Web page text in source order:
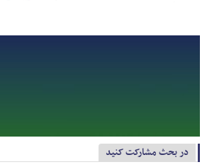
در بحث مشارکت کنید